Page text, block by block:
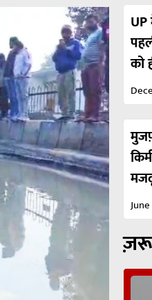
को